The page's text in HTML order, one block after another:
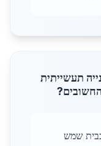
תעשייתית
שמש